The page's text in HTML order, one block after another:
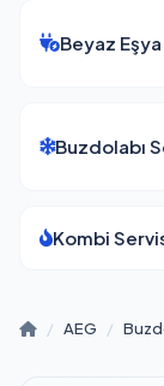
Beyaz
Buzdolabı
Kombi
/ AEG /